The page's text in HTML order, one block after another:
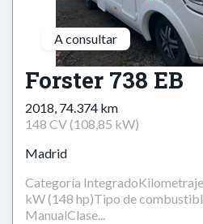
A consultar
Forster 738 EB
2018, 74.374 km
148 CV (108,85 kW)
Madrid
Categoría
kW (148 hp)Tipo de
ManualClase...